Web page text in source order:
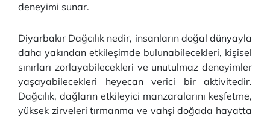
deneyimi sunar.
Diyarbakır Dağcılık nedir, insanların doğal dünyayla
daha yakından etkileşimde bulunabilecekleri, kişisel
sınırları zorlayabilecekleri ve unutulmaz deneyimler
yaşayabilecekleri heyecan verici bir aktivitedir.
Dağcılık, dağların etkileyici manzaralarını keşfetme,
yüksek zirveleri tırmanma ve vahşi doğada hayatta